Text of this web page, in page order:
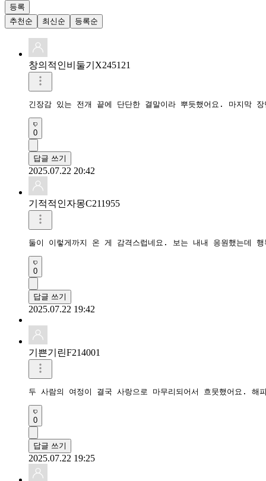
등록
추천순
최신순 등록순
창의적인비둘기X245121
긴장감 있는 전개 끝에 단단한 결말이라 뿌듯했어요. 마지막 장
0
답글 쓰기
2025.07.22 20:42
기적적인자몽C211955
둘이 이렇게까지 온 게 감격스럽네요. 보는 내내 응원했는데 행
0
답글 쓰기
2025.07.22 19:42
기쁜기린F214001
두 사람의 여정이 결국 사랑으로 마무리되어서 흐뭇했어요. 해
0
답글 쓰기
2025.07.22 19:25